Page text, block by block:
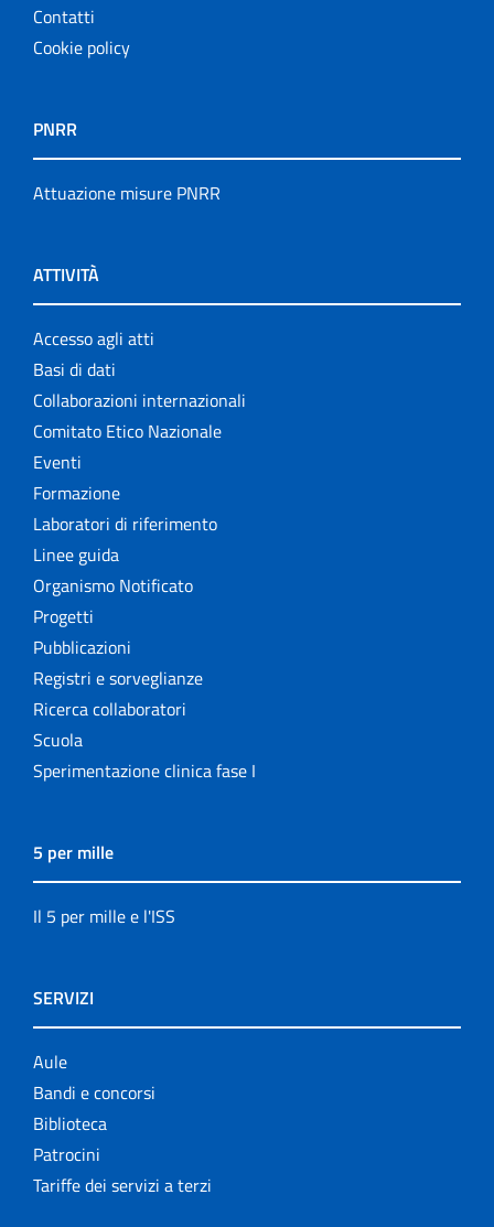
Contatti
Cookie policy
PNRR
Attuazione misure PNRR
ATTIVITÀ
Accesso agli atti
Basi di dati
Collaborazioni internazionali
Comitato Etico Nazionale
Eventi
Formazione
Laboratori di riferimento
Linee guida
Organismo Notificato
Progetti
Pubblicazioni
Registri e sorveglianze
Ricerca collaboratori
Scuola
Sperimentazione clinica fase I
5 per mille
Il 5 per mille e l'ISS
SERVIZI
Aule
Bandi e concorsi
Biblioteca
Patrocini
Tariffe dei servizi a terzi